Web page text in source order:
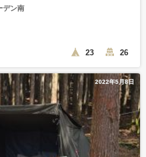
デン南
23 26
2022年5月8日